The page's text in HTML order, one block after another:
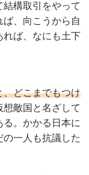
構取引をやって
、向こうから自
れば、なにも土下
、どこまでもつけ
敵国と名ざして
。かかる日本に
一人も抗議した